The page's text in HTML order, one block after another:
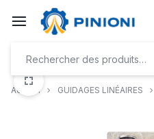
à/au
Accueil GUIDAGES LINÉAIRES